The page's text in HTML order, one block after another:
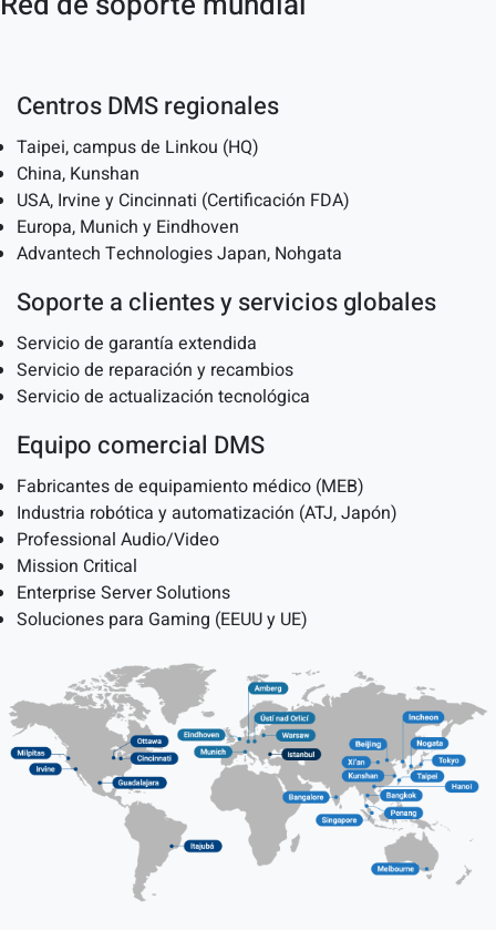
Centros DMS regionales
Taipei, campus de Linkou (HQ)
China, Kunshan
USA, Irvine y Cincinnati (Certificación FDA)
Europa, Munich y Eindhoven
Advantech Technologies Japan, Nohgata
Soporte a clientes y servicios globales
Servicio de garantía extendida
Servicio de reparación y recambios
Servicio de actualización tecnológica
Equipo comercial DMS
Fabricantes de equipamiento médico (MEB)
Industria robótica y automatización (ATJ, Japón)
Professional Audio/Video
Mission Critical
Enterprise Server Solutions
Soluciones para Gaming (EEUU y UE)